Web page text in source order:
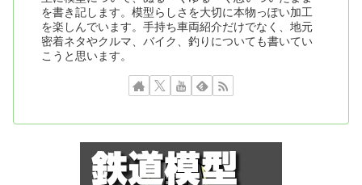
を書き記します。模型らしさを大切に本物っぽい加工
を楽しんでいます。手持ち車両紹介だけでなく、地元
密着ネタやクルマ、バイク、釣りについても書いてい
こうと思います。